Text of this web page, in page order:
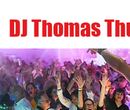
DJ Thomas